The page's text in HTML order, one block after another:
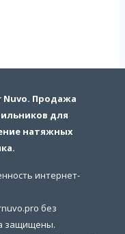
Nuvo. Продажа
для
натяжных
интернет-
без
защищены.